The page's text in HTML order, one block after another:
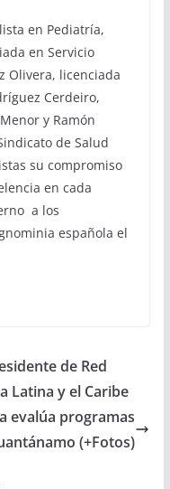
en Pediatría,
en Servicio
Olivera, licenciada
Cerdeiro,
y Ramón
de Salud
su compromiso
en cada
a los
española el
de Red
Latina y el Caribe
evalúa programas
(+Fotos)